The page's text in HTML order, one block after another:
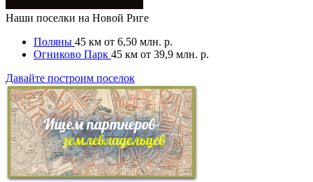
Наши поселки на Новой Риге
Поляны 45 км от 6,50 млн. р.
Огниково Парк 45 км от 39,9 млн. р.
Давайте построим поселок